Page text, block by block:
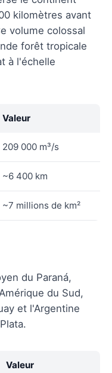
kilomètres avant
volume colossal
forêt tropicale
à l'échelle
Valeur
209 000 m³/s
~6 400 km
~7 millions de km²
du Paraná,
du Sud,
et l'Argentine
Valeur